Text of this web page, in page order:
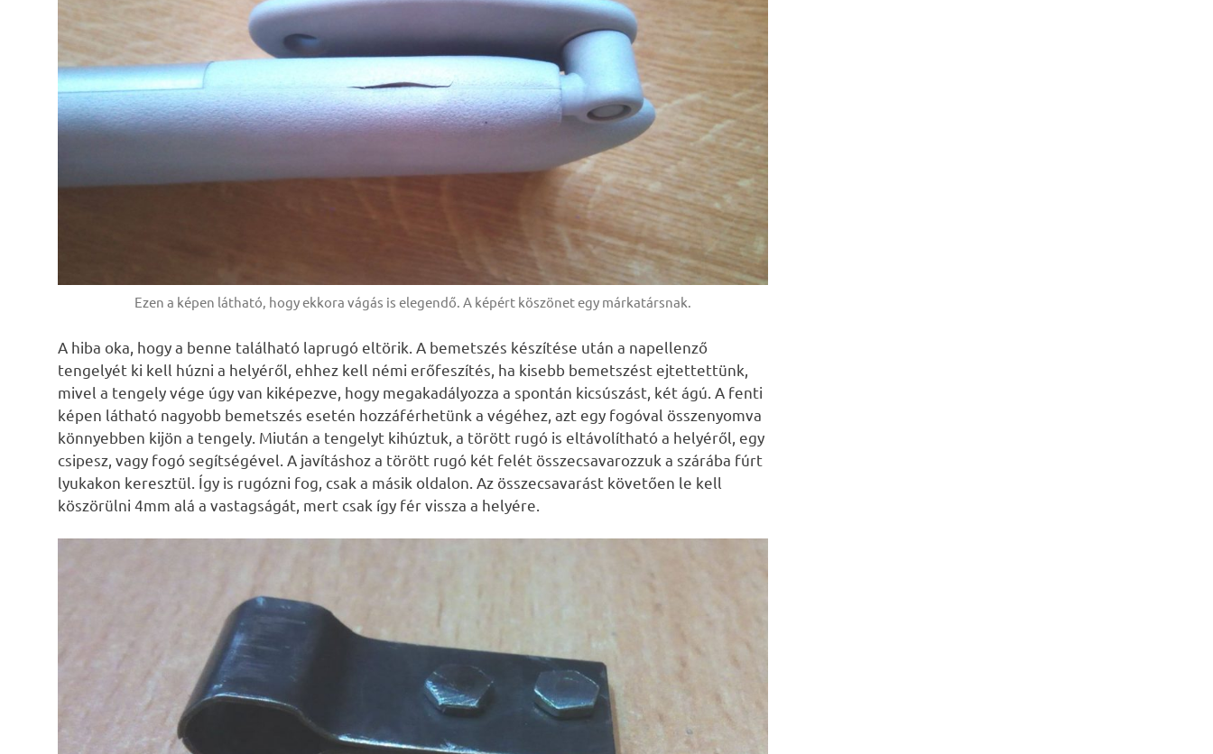
Ezen a képen látható, hogy ekkora vágás is elegendő. A képért köszönet egy márkatársnak.
A hiba oka, hogy a benne található laprugó eltörik. A bemetszés készítése után a napellenző
tengelyét ki kell húzni a helyéről, ehhez kell némi erőfeszítés, ha kisebb bemetszést ejtettettünk,
mivel a tengely vége úgy van kiképezve, hogy megakadályozza a spontán kicsúszást, két ágú. A fenti
képen látható nagyobb bemetszés esetén hozzáférhetünk a végéhez, azt egy fogóval összenyomva
könnyebben kijön a tengely. Miután a tengelyt kihúztuk, a törött rugó is eltávolítható a helyéről, egy
csipesz, vagy fogó segítségével. A javításhoz a törött rugó két felét összecsavarozzuk a szárába fúrt
lyukakon keresztül. Így is rugózni fog, csak a másik oldalon. Az összecsavarást követően le kell
köszörülni 4mm alá a vastagságát, mert csak így fér vissza a helyére.